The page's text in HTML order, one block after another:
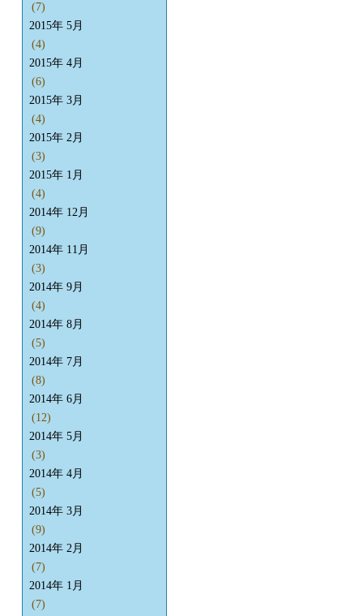
(7)
2015年 5月
(4)
2015年 4月
(6)
2015年 3月
(4)
2015年 2月
(3)
2015年 1月
(4)
2014年 12月
(9)
2014年 11月
(3)
2014年 9月
(4)
2014年 8月
(5)
2014年 7月
(8)
2014年 6月
(12)
2014年 5月
(3)
2014年 4月
(5)
2014年 3月
(9)
2014年 2月
(7)
2014年 1月
(7)